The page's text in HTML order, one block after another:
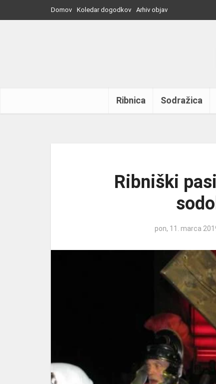
Domov Koledar dogodkov Arhiv objav
Ribnica Sodražica
Ribniški
pon, 11. marca